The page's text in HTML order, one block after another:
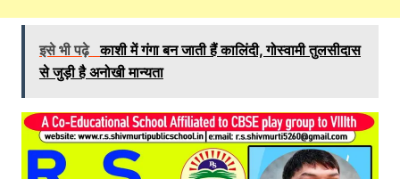
इसे भी पढ़े काशी में गंगा बन जाती हैं कालिंदी, गोस्‍वामी तुलसीदास
से जुड़ी है अनोखी मान्‍यता